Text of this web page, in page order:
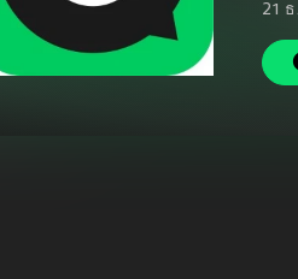
21